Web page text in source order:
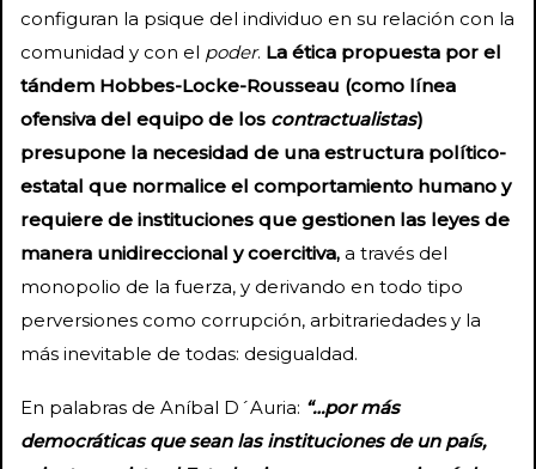
configuran la psique del individuo en su relación con la
comunidad y con el poder. La ética propuesta por el
tándem Hobbes-Locke-Rousseau (como línea
ofensiva del equipo de los contractualistas)
presupone la necesidad de una estructura político-
estatal que normalice el comportamiento humano y
requiere de instituciones que gestionen las leyes de
manera unidireccional y coercitiva, a través del
monopolio de la fuerza, y derivando en todo tipo
perversiones como corrupción, arbitrariedades y la
más inevitable de todas: desigualdad.
En palabras de Aníbal D´Auria: “…por más
democráticas que sean las instituciones de un país,